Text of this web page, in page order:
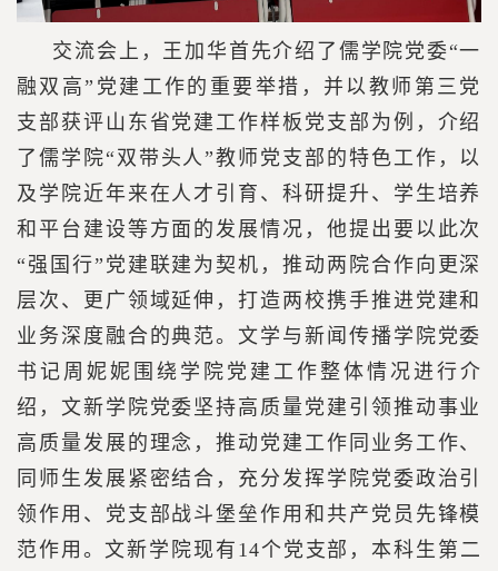
交流会上，王加华首先介绍了儒学院党委“一
融双高”党建工作的重要举措，并以教师第三党
支部获评山东省党建工作样板党支部为例，介绍
了儒学院“双带头人”教师党支部的特色工作，以
及学院近年来在人才引育、科研提升、学生培养
和平台建设等方面的发展情况，他提出要以此次
“强国行”党建联建为契机，推动两院合作向更深
层次、更广领域延伸，打造两校携手推进党建和
业务深度融合的典范。文学与新闻传播学院党委
书记周妮妮围绕学院党建工作整体情况进行介
绍，文新学院党委坚持高质量党建引领推动事业
高质量发展的理念，推动党建工作同业务工作、
同师生发展紧密结合，充分发挥学院党委政治引
领作用、党支部战斗堡垒作用和共产党员先锋模
范作用。文新学院现有14个党支部，本科生第二